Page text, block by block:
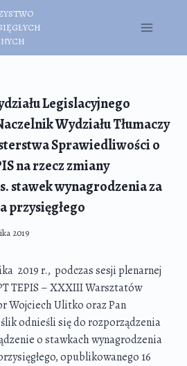
Legislacyjnego
Wydziału Tłumaczy
Sprawiedliwości o
na rzecz zmiany
stawek wynagrodzenia za
przysięgłego
2019
2019 r., podczas sesji plenarnej
TEPIS – XXXIII Warsztatów
Wojciech Ulitko oraz Pan
odnieśli się do rozporządzenia
o stawkach wynagrodzenia
opublikowanego 16